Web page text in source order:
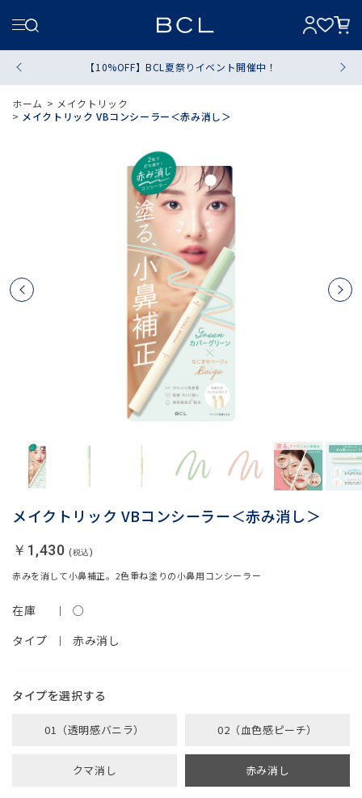
【10%OFF】BCL夏祭りイベント開催中！
ホーム > メイクトリック
> メイクトリック VBコンシーラー＜赤み消し＞
メイクトリック VBコンシーラー＜赤み消し＞
赤みを消して小鼻補正。2色重ね塗りの小鼻用コンシーラー
￥1,430
タイプ 赤み消し
在庫 ○
タイプ
01（透明感バニラ） 02（血色感ピーチ）
クマ消し 赤み消し